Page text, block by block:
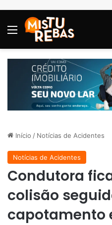
Menu
Início / Notícias de Acidentes
Notícias de Acidentes
Condutora
colisão
capotamento